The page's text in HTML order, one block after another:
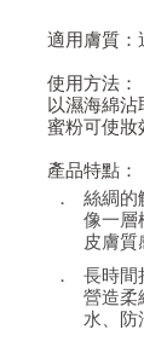
適用膚質：
使用方法：
以濕海綿
蜜粉可使妝
產品特點：
．
絲綢的
像一層
皮膚質
．
長時間
營造柔
水、防